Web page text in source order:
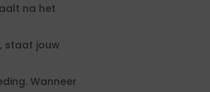
na het
staat jouw
Wanneer